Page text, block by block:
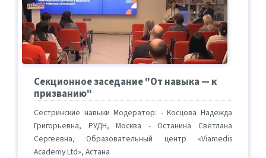
Секционное заседание "От навыка — к
призванию"
Сестринские навыки Модератор: - Косцова Надежда
Григорьевна, РУДН, Москва - Останина Светлана
Сергеевна, Образовательный центр «Viamedis
Academy Ltd», Астана